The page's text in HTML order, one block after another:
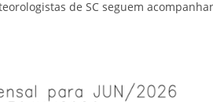
de SC seguem